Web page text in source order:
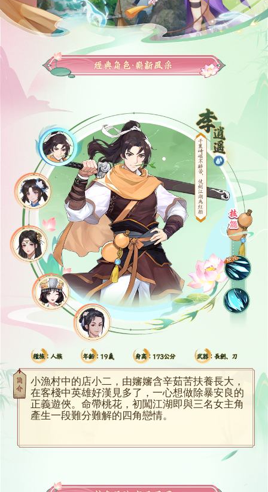
小漁村中的店小二，由嬸嬸含辛茹苦扶養長大，
在客棧中英雄好漢見多了，一心想做除暴安良的
正義遊俠。命帶桃花，初闖江湖即與三名女主角
產生一段難分難解的四角戀情。